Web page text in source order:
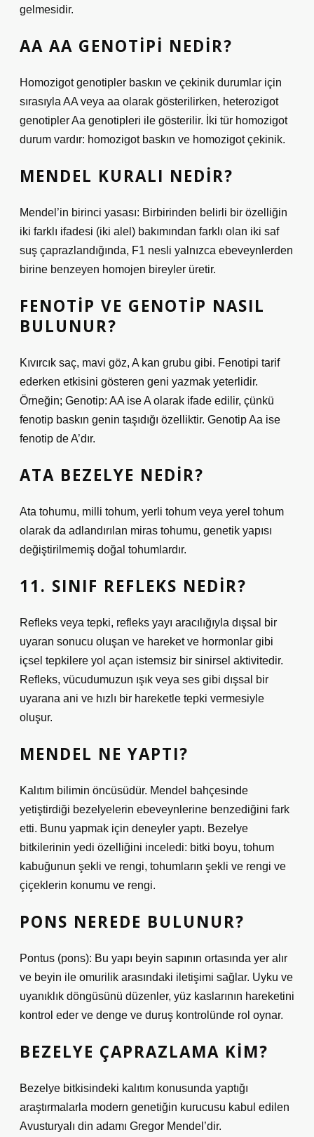
gelmesidir.
AA AA GENOTIPI NEDIR?
Homozigot genotipler baskın ve çekinik durumlar için
sırasıyla AA veya aa olarak gösterilirken, heterozigot
genotipler Aa genotipleri ile gösterilir. İki tür homozigot
durum vardır: homozigot baskın ve homozigot çekinik.
MENDEL KURALI NEDIR?
Mendel’in birinci yasası: Birbirinden belirli bir özelliğin
iki farklı ifadesi (iki alel) bakımından farklı olan iki saf
suş çaprazlandığında, F1 nesli yalnızca ebeveynlerden
birine benzeyen homojen bireyler üretir.
FENOTIP VE GENOTIP NASIL
BULUNUR?
Kıvırcık saç, mavi göz, A kan grubu gibi. Fenotipi tarif
ederken etkisini gösteren geni yazmak yeterlidir.
Örneğin; Genotip: AA ise A olarak ifade edilir, çünkü
fenotip baskın genin taşıdığı özelliktir. Genotip Aa ise
fenotip de A’dır.
ATA BEZELYE NEDIR?
Ata tohumu, milli tohum, yerli tohum veya yerel tohum
olarak da adlandırılan miras tohumu, genetik yapısı
değiştirilmemiş doğal tohumlardır.
11. SINIF REFLEKS NEDIR?
Refleks veya tepki, refleks yayı aracılığıyla dışsal bir
uyaran sonucu oluşan ve hareket ve hormonlar gibi
içsel tepkilere yol açan istemsiz bir sinirsel aktivitedir.
Refleks, vücudumuzun ışık veya ses gibi dışsal bir
uyarana ani ve hızlı bir hareketle tepki vermesiyle
oluşur.
MENDEL NE YAPTI?
Kalıtım bilimin öncüsüdür. Mendel bahçesinde
yetiştirdiği bezelyelerin ebeveynlerine benzediğini fark
etti. Bunu yapmak için deneyler yaptı. Bezelye
bitkilerinin yedi özelliğini inceledi: bitki boyu, tohum
kabuğunun şekli ve rengi, tohumların şekli ve rengi ve
çiçeklerin konumu ve rengi.
PONS NEREDE BULUNUR?
Pontus (pons): Bu yapı beyin sapının ortasında yer alır
ve beyin ile omurilik arasındaki iletişimi sağlar. Uyku ve
uyanıklık döngüsünü düzenler, yüz kaslarının hareketini
kontrol eder ve denge ve duruş kontrolünde rol oynar.
BEZELYE ÇAPRAZLAMA KIM?
Bezelye bitkisindeki kalıtım konusunda yaptığı
araştırmalarla modern genetiğin kurucusu kabul edilen
Avusturyalı din adamı Gregor Mendel’dir.